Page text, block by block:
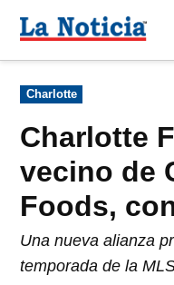
Para mantenerte
contenido
Publicado
en
Charlotte
Charlotte
vecino de
Foods,
Una nueva alianza
temporada de la